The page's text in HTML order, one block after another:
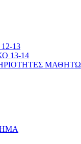
13
13-14